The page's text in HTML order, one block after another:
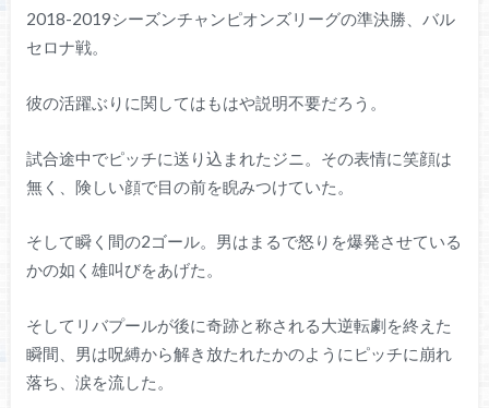
2018-2019シーズンチャンピオンズリーグの準決勝、バル
セロナ戦。
彼の活躍ぶりに関してはもはや説明不要だろう。
試合途中でピッチに送り込まれたジニ。その表情に笑顔は
無く、険しい顔で目の前を睨みつけていた。
そして瞬く間の2ゴール。男はまるで怒りを爆発させている
かの如く雄叫びをあげた。
そしてリバプールが後に奇跡と称される大逆転劇を終えた
瞬間、男は呪縛から解き放たれたかのようにピッチに崩れ
落ち、涙を流した。